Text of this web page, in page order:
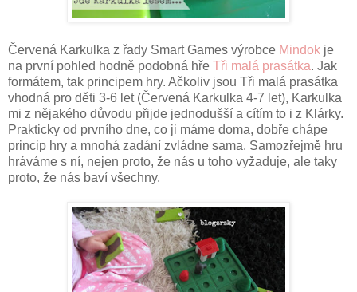
Červená Karkulka z řady Smart Games výrobce Mindok je
na první pohled hodně podobná hře Tři malá prasátka. Jak
formátem, tak principem hry. Ačkoliv jsou Tři malá prasátka
vhodná pro děti 3-6 let (Červená Karkulka 4-7 let), Karkulka
mi z nějakého důvodu přijde jednodušší a cítím to i z Klárky.
Prakticky od prvního dne, co ji máme doma, dobře chápe
princip hry a mnohá zadání zvládne sama. Samozřejmě hru
hráváme s ní, nejen proto, že nás u toho vyžaduje, ale taky
proto, že nás baví všechny.